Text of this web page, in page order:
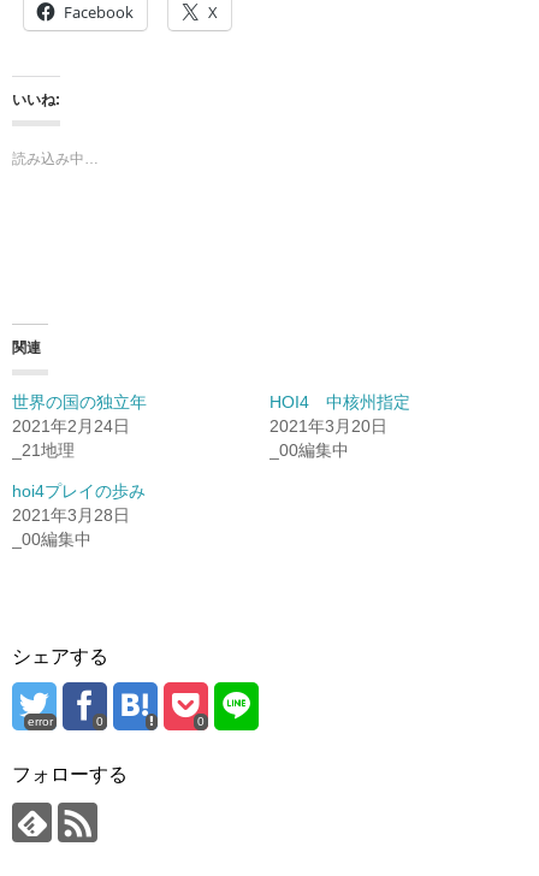
Facebook X
いいね:
読み込み中…
関連
世界の国の独立年
2021年2月24日
_21地理
HOI4 中核州指定
2021年3月20日
_00編集中
hoi4プレイの歩み
2021年3月28日
_00編集中
シェアする
error 0 0
フォローする